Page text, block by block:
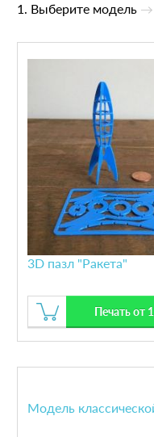
1. Выберите модель →
3D пазл "Ракета"
Печать от
Модель